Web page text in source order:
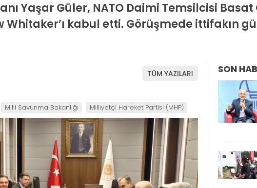
Yaşar Güler, NATO Daimi Temsilcisi Basat
Whitaker’ı kabul etti. Görüşmede ittifakın
TÜM YAZILARI
Milli Savunma Bakanlığı Milliyetçi Hareket Partisi (MHP)
SON